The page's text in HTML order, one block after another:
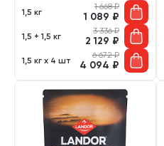
1,5 кг
1 668₽
1 089 ₽
1,5 + 1,5 кг
3 336₽
2 129 ₽
1,5 кг х 4 шт
6 672₽
4 094 ₽